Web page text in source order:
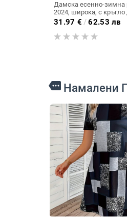
Дамска есенно-зимна
2024, широка, с кръгло
голям размер, дълга
трансгранична,
модна рокля с дълъг
31.97 € /62.53 лв
more Намалени